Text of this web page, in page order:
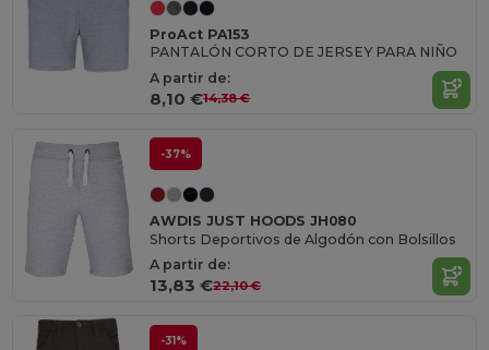
ProAct PA153
PANTALÓN CORTO DE JERSEY PARA NIÑO
A partir de:
8,10 €14,38 €
-37%
AWDIS JUST HOODS JH080
Shorts Deportivos de Algodón con Bolsillos
A partir de:
13,83 €22,10 €
-31%